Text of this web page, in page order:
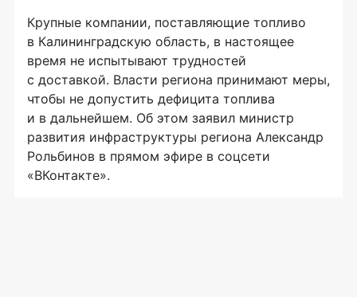
Крупные компании, поставляющие топливо
в Калининградскую область, в настоящее
время не испытывают трудностей
с доставкой. Власти региона принимают меры,
чтобы не допустить дефицита топлива
и в дальнейшем. Об этом заявил министр
развития инфраструктуры региона Александр
Рольбинов в прямом эфире в соцсети
«ВКонтакте».